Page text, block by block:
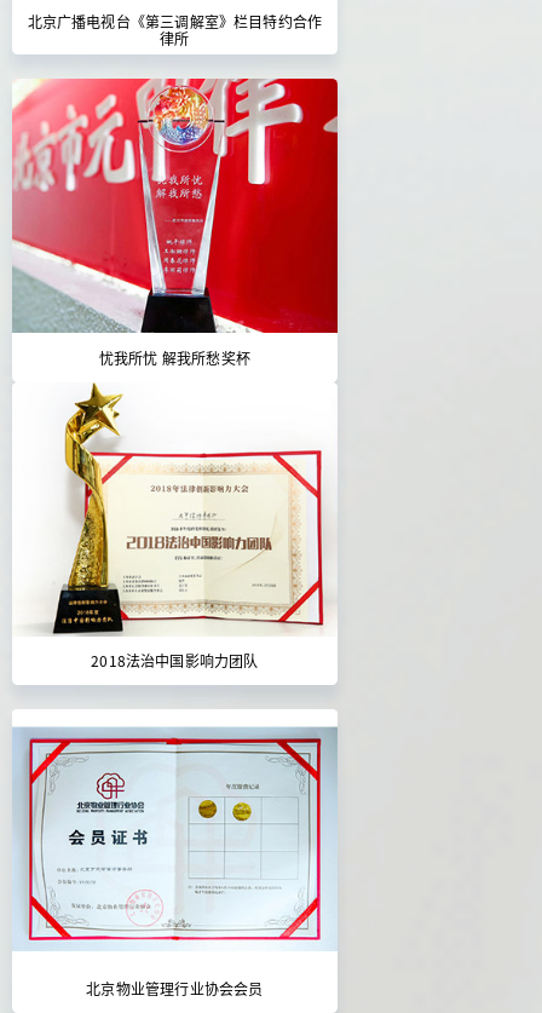
北京广播电视台《第三调解室》栏目特约合作
律所
忧我所忧 解我所愁奖杯
2018法治中国影响力团队
北京物业管理行业协会会员